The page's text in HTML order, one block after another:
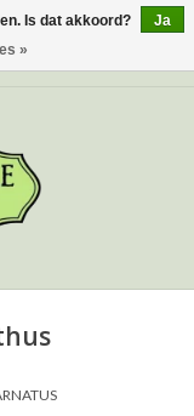
Is dat akkoord?
Ja
»